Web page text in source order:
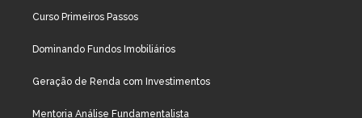
Curso Primeiros Passos
Dominando Fundos Imobiliários
Geração de Renda com Investimentos
Mentoria Análise Fundamentalista